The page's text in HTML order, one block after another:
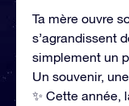
Ta mère ouvre
s’agrandissent
simplement un
Un souvenir,
✨ Cette année,